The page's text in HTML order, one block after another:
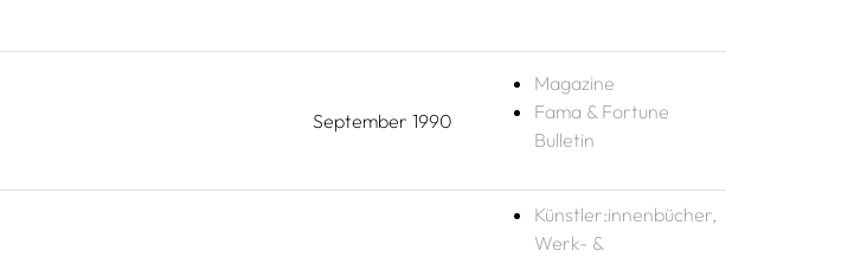
September 1990
Magazine
Fama & Fortune
Bulletin
Künstler:innenbücher,
Werk- &